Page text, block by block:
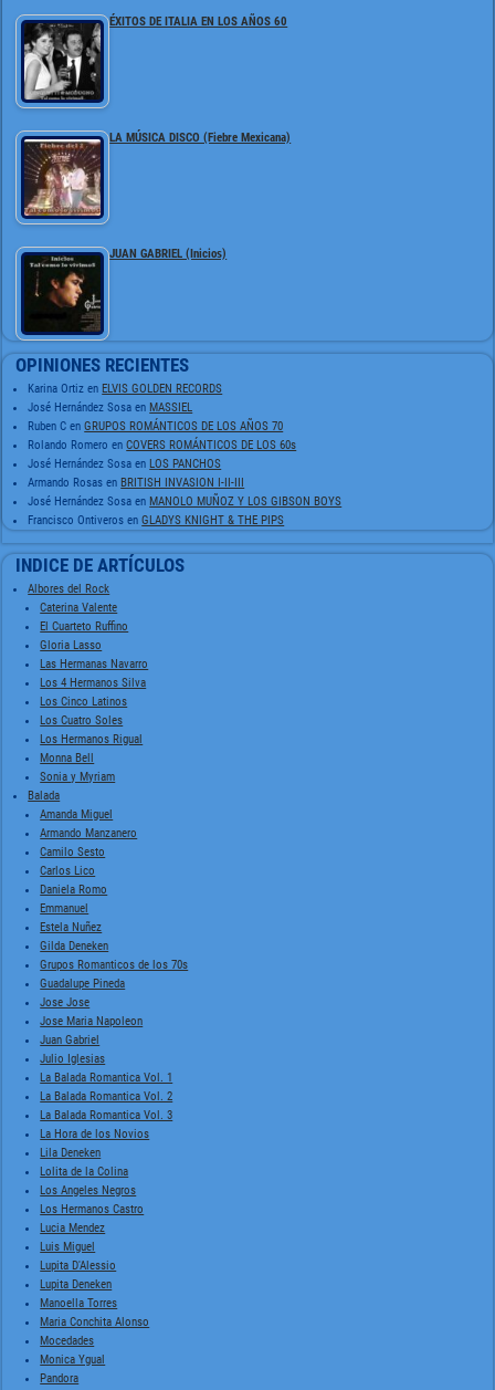
ÉXITOS DE ITALIA EN LOS AÑOS 60
LA MÚSICA DISCO (Fiebre Mexicana)
JUAN GABRIEL (Inicios)
OPINIONES RECIENTES
Karina Ortiz enELVIS GOLDEN RECORDS
José Hernández Sosa enMASSIEL
Ruben C enGRUPOS ROMÁNTICOS DE LOS AÑOS 70
Rolando Romero enCOVERS ROMÁNTICOS DE LOS 60s
José Hernández Sosa enLOS PANCHOS
Armando Rosas enBRITISH INVASION I-II-III
José Hernández Sosa enMANOLO MUÑOZ Y LOS GIBSON BOYS
Francisco Ontiveros enGLADYS KNIGHT & THE PIPS
INDICE DE ARTÍCULOS
Albores del Rock
Caterina Valente
El Cuarteto Ruffino
Gloria Lasso
Las Hermanas Navarro
Los 4 Hermanos Silva
Los Cinco Latinos
Los Cuatro Soles
Los Hermanos Rigual
Monna Bell
Sonia y Myriam
Balada
Amanda Miguel
Armando Manzanero
Camilo Sesto
Carlos Lico
Daniela Romo
Emmanuel
Estela Nuñez
Gilda Deneken
Grupos Romanticos de los 70s
Guadalupe Pineda
Jose Jose
Jose Maria Napoleon
Juan Gabriel
Julio Iglesias
La Balada Romantica Vol. 1
La Balada Romantica Vol. 2
La Balada Romantica Vol. 3
La Hora de los Novios
Lila Deneken
Lolita de la Colina
Los Angeles Negros
Los Hermanos Castro
Lucia Mendez
Luis Miguel
Lupita D'Alessio
Lupita Deneken
Manoella Torres
Maria Conchita Alonso
Mocedades
Monica Ygual
Pandora